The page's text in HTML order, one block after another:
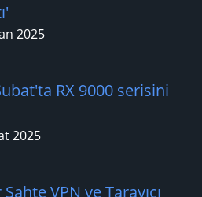
2025
RX 9000 serisini
2025
VPN ve Tarayıcı